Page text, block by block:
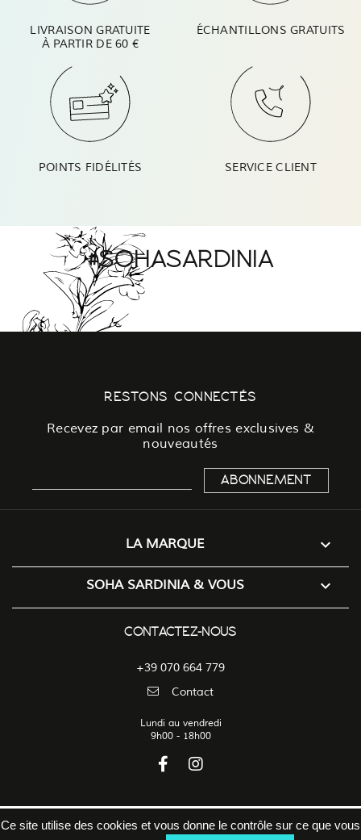
LIVRAISON GRATUITE
À PARTIR DE 60 €
ÉCHANTILLONS GRATUITS
POINTS FIDÉLITÉS SERVICE CLIENT
#SOHASARDINIA
RESTONS CONNECTÉS
Recevez par email nos offres exclusives &
nouveautés
LA MARQUE 
SOHA SARDINIA & VOUS 
CONTACTEZ-NOUS
+39 070 664 779
Contact
Lundi au vendredi
9h00 - 18h00
Soha Sardinia -Mentions légales-Politique de confidentialité-
Ce site utilise des cookies et vous donne le contrôle sur ce que vous